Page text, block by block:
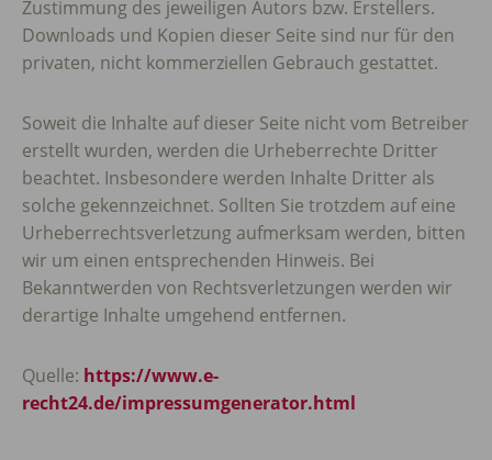
Zustimmung des jeweiligen Autors bzw. Erstellers.
Downloads und Kopien dieser Seite sind nur für den
privaten, nicht kommerziellen Gebrauch gestattet.
Soweit die Inhalte auf dieser Seite nicht vom Betreiber
erstellt wurden, werden die Urheberrechte Dritter
beachtet. Insbesondere werden Inhalte Dritter als
solche gekennzeichnet. Sollten Sie trotzdem auf eine
Urheberrechtsverletzung aufmerksam werden, bitten
wir um einen entsprechenden Hinweis. Bei
Bekanntwerden von Rechtsverletzungen werden wir
derartige Inhalte umgehend entfernen.
Quelle: https://www.e-
recht24.de/impressumgenerator.html